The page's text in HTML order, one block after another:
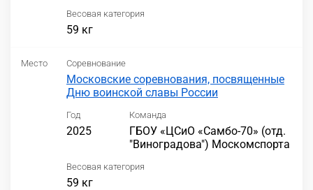
Весовая категория
59 кг
Место Соревнование
Московские соревнования, посвященные
Дню воинской славы России
Год
2025
Команда
ГБОУ «ЦСиО «Самбо-70» (отд.
"Виноградова") Москомспорта
Весовая категория
59 кг